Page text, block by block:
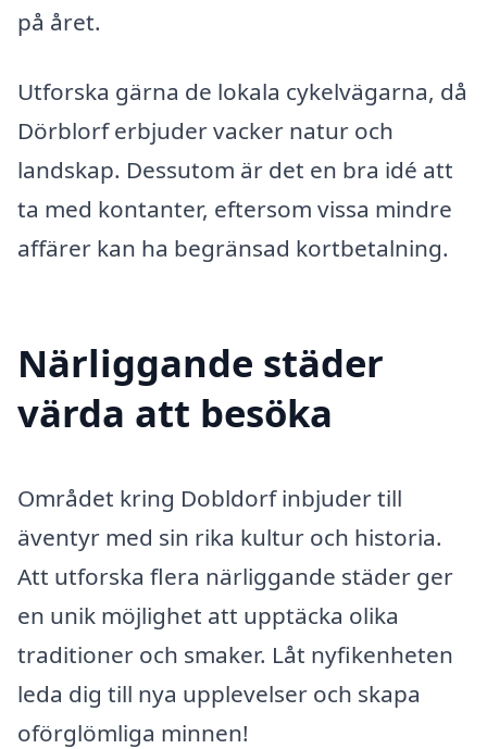
på året.
Utforska gärna de lokala cykelvägarna, då
Dörblorf erbjuder vacker natur och
landskap. Dessutom är det en bra idé att
ta med kontanter, eftersom vissa mindre
affärer kan ha begränsad kortbetalning.
Närliggande städer
värda att besöka
Området kring Dobldorf inbjuder till
äventyr med sin rika kultur och historia.
Att utforska flera närliggande städer ger
en unik möjlighet att upptäcka olika
traditioner och smaker. Låt nyfikenheten
leda dig till nya upplevelser och skapa
oförglömliga minnen!